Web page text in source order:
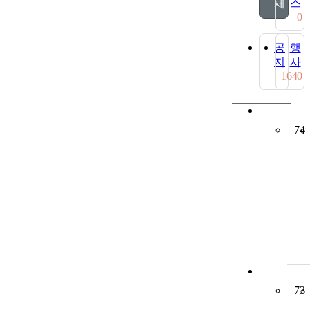
체
스
0
공
지
164
행
사
0
74
73